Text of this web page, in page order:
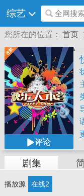
综艺 全网搜索
您所在的位置： 首页
评论
剧集
播放源 在线2